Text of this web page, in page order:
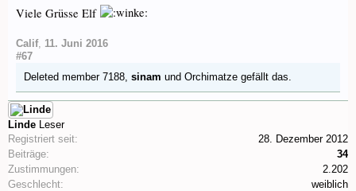
Viele Grüsse Elf
Calif, 11. Juni 2016
#67
Deleted member 7188 sinam und Orchimatze gefällt das.
Linde Leser
Registriert seit:
28. Dezember 2012
Beiträge:
34
Zustimmungen:
2.202
Geschlecht:
weiblich